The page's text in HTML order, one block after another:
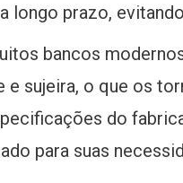
longo prazo,
bancos
e sujeira, o que os
do
para suas